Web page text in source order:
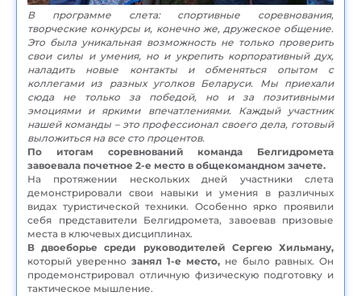
В программе слета: спортивные соревнования,
творческие конкурсы и, конечно же, дружеское общение.
Это была уникальная возможность не только проверить
свои силы и умения, но и укрепить корпоративный дух,
наладить новые контакты и обменяться опытом с
коллегами из разных уголков Беларуси. Мы приехали
сюда не только за победой, но и за позитивными
эмоциями и яркими впечатлениями. Каждый участник
нашей команды – это профессионал своего дела, готовый
выложиться на все сто процентов.
По итогам соревнований команда Белгидромета
завоевала почетное 2-е место в общекомандном зачете.
На протяжении нескольких дней участники слета
демонстрировали свои навыки и умения в различных
видах туристической техники. Особенно ярко проявили
себя представители Белгидромета, завоевав призовые
места в ключевых дисциплинах.
В двоеборье среди руководителей Сергею Хильману,
который уверенно занял 1-е место, не было равных. Он
продемонстрировал отличную физическую подготовку и
тактическое мышление.